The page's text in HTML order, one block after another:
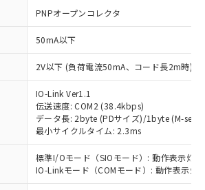
PNPオープンコレクタ
50mA以下
2V以下 (負荷電流50mA、コード長2m時)
IO-Link Ver1.1
伝送速度: COM2 (38.4kbps)
データ長: 2byte (PDサイズ)/1byte (M-
最小サイクルタイム: 2.3ms
標準I/Oモード（SIOモード）: 動作表示灯(
IO-Linkモード（COMモード）: 動作表示